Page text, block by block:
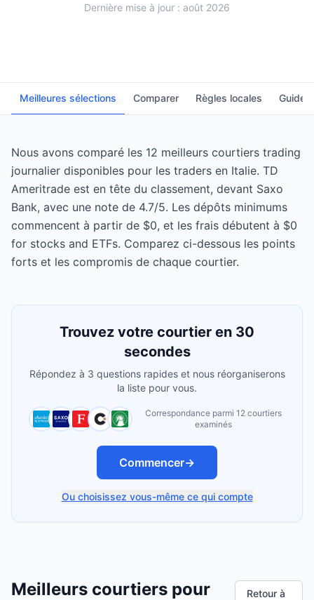
Dernière mise à jour : août 2026
Meilleures sélections Comparer Règles locales Guide
Nous avons comparé les 12 meilleurs courtiers trading
journalier disponibles pour les traders en Italie. TD
Ameritrade est en tête du classement, devant Saxo
Bank, avec une note de 4.7/5. Les dépôts minimums
commencent à partir de $0, et les frais débutent à $0
for stocks and ETFs. Comparez ci-dessous les points
forts et les compromis de chaque courtier.
Trouvez votre courtier en 30
secondes
Répondez à 3 questions rapides et nous réorganiserons
la liste pour vous.
Correspondance parmi 12 courtiers
examinés
Commencer→
Ou choisissez vous-même ce qui compte
Meilleurs courtiers pour
Retour à